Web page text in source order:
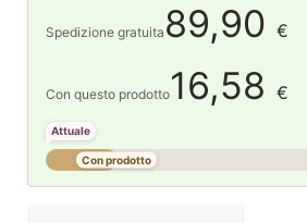
Spedizione gratuita 89,90 €
Con questo prodotto16,58 €
Attuale
Con prodotto